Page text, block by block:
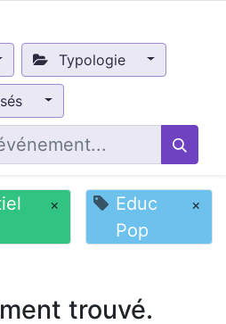
Typologie
×
Educ
Pop
×
trouvé.